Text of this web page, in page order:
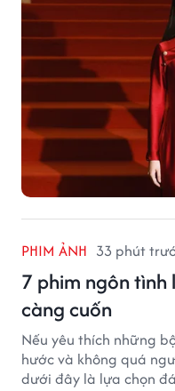
PHIM ẢNH 33 phút
7 phim ngôn tình
càng cuốn
Nếu yêu thích những
hước và không quá
dưới đây là lựa chọn